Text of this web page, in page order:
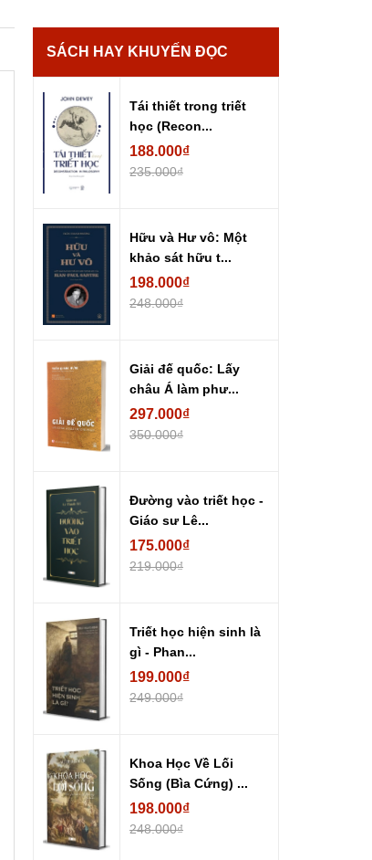
SÁCH HAY KHUYẾN ĐỌC
Tái thiết trong triết
học (Recon...
188.000₫
235.000₫
Hữu và Hư vô: Một
khảo sát hữu t...
198.000₫
248.000₫
Giải đế quốc: Lấy
châu Á làm phư...
297.000₫
350.000₫
Đường vào triết học -
Giáo sư Lê...
175.000₫
219.000₫
Triết học hiện sinh là
gì - Phan...
199.000₫
249.000₫
Khoa Học Về Lối
Sống (Bìa Cứng) ...
198.000₫
248.000₫